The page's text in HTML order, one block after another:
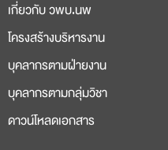
เกี่ยวกับ วพบ.นพ
โครงสร้างบริหารงาน
บุคลากรตามฝ่ายงาน
บุคลากรตามกลุ่มวิชา
ดาวน์โหลดเอกสาร